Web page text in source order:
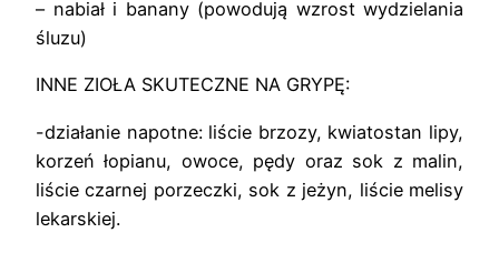
– nabiał i banany (powodują wzrost wydzielania
śluzu)
INNE ZIOŁA SKUTECZNE NA GRYPĘ:
-działanie napotne: liście brzozy, kwiatostan lipy,
korzeń łopianu, owoce, pędy oraz sok z malin,
liście czarnej porzeczki, sok z jeżyn, liście melisy
lekarskiej.